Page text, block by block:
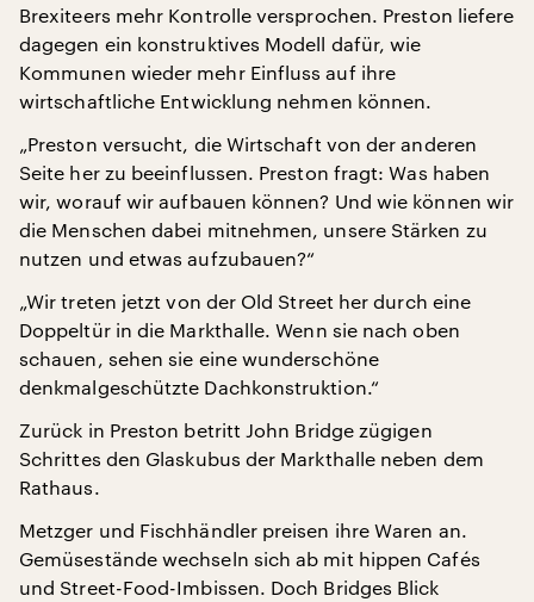
Brexiteers mehr Kontrolle versprochen. Preston liefere
dagegen ein konstruktives Modell dafür, wie
Kommunen wieder mehr Einfluss auf ihre
wirtschaftliche Entwicklung nehmen können.
„Preston versucht, die Wirtschaft von der anderen
Seite her zu beeinflussen. Preston fragt: Was haben
wir, worauf wir aufbauen können? Und wie können wir
die Menschen dabei mitnehmen, unsere Stärken zu
nutzen und etwas aufzubauen?“
„Wir treten jetzt von der Old Street her durch eine
Doppeltür in die Markthalle. Wenn sie nach oben
schauen, sehen sie eine wunderschöne
denkmalgeschützte Dachkonstruktion.“
Zurück in Preston betritt John Bridge zügigen
Schrittes den Glaskubus der Markthalle neben dem
Rathaus.
Metzger und Fischhändler preisen ihre Waren an.
Gemüsestände wechseln sich ab mit hippen Cafés
und Street-Food-Imbissen. Doch Bridges Blick